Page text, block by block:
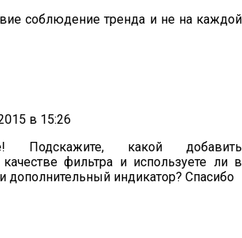
соблюдение тренда и не на каждой
в 15:26
Подскажите, какой добавить
фильтра и используете ли в
дополнительный индикатор? Спасибо